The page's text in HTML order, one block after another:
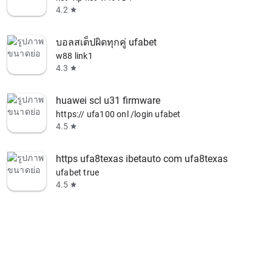
4.2 star
บอลสเต็ปผิดทุกคู่ ufabet
w88 link1
4.3 star
huawei scl u31 firmware
https:// ufa100 onl /login ufabet
4.5 star
https ufa8texas ibetauto com ufa8texas ufabet
ufabet true
4.5 star